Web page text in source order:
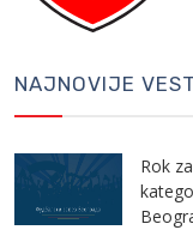
NAJNOVIJE
Rok